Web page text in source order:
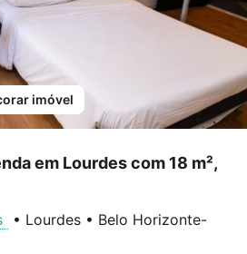
imóvel
em Lourdes com 18 m²,
• Lourdes • Belo Horizonte-